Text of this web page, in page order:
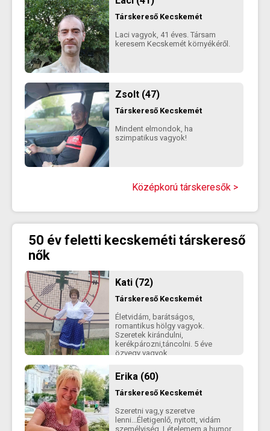
Társkereső Kecskemét
Laci vagyok, 41 éves. Társam
keresem Kecskemét környékéről.
Zsolt (47)
Társkereső Kecskemét
Mindent elmondok, ha
szimpatikus vagyok!
Középkorú társkeresők >
50 év feletti kecskeméti társkereső
nők
Kati (72)
Társkereső Kecskemét
Életvidám, barátságos,
romantikus hölgy vagyok.
Szeretek kirándulni,
kerékpározni,táncolni. 5 éve
özvegy vagyok
Erika (60)
Társkereső Kecskemét
Szeretni vag,y szeretve
lenni...Életigenlő, nyitott, vidám
személyiség. Lételemem a humor,